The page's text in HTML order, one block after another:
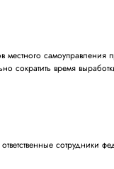
самоуправления
сократить время
сотрудники